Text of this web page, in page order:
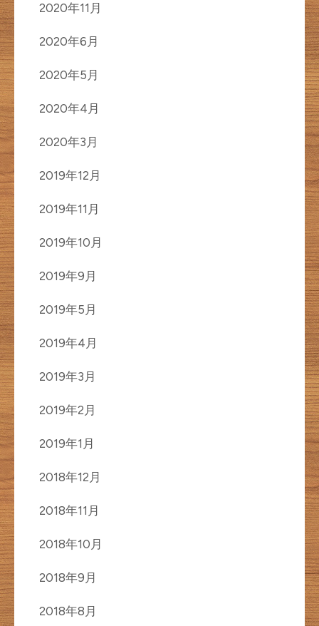
2020年11月
2020年6月
2020年5月
2020年4月
2020年3月
2019年12月
2019年11月
2019年10月
2019年9月
2019年5月
2019年4月
2019年3月
2019年2月
2019年1月
2018年12月
2018年11月
2018年10月
2018年9月
2018年8月